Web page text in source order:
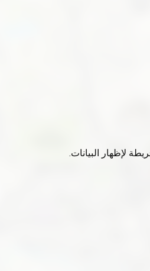
لإظهار البيانات.